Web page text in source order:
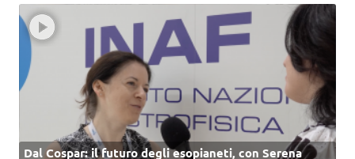
Dal Cospar: il futuro degli esopianeti, con Serena